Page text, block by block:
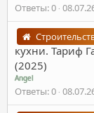
Ответы 0
кухни. Тариф
(2025)
Angel
Ответы 0